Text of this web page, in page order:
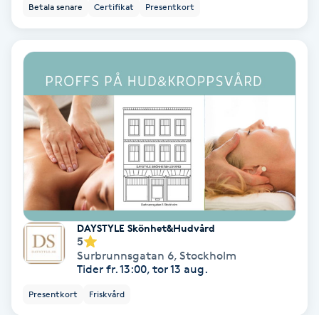
Trådning
Träning
Tvätt & Fön
Vaccination
Vampyrbehandling
Vaxning
Betala senare Certifikat Presentkort
DAYSTYLE Skönhet&Hudvård
5
Surbrunnsgatan 6, Stockholm
Tider fr. 13:00, tor 13 aug.
Presentkort Friskvård